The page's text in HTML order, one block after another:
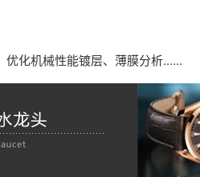
化机械性能镀层、薄膜分析......